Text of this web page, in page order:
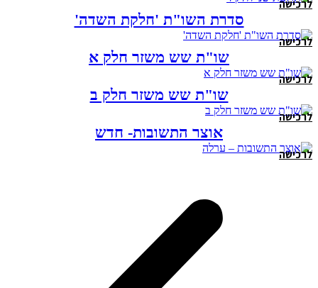
לרכישה
סדרת השו"ת 'חלקת השדה'
לרכישה
שו"ת שש משזר חלק א
לרכישה
שו"ת שש משזר חלק ב
לרכישה
אוצר התשובות- חדש
לרכישה